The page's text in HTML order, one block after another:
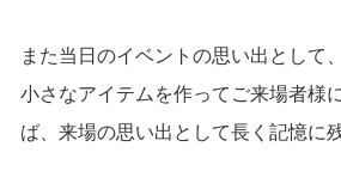
また当日のイベントの思い出として
小さなアイテムを作ってご来場者様
ば、来場の思い出として長く記憶に